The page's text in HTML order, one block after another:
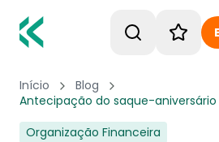
Início
Blog
Antecipação do saque-aniversário
Organização Financeira